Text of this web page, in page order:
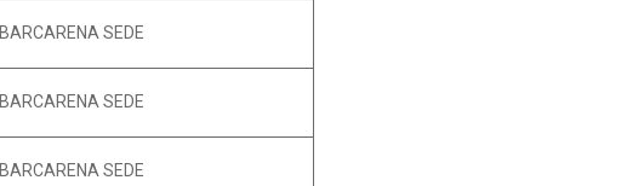
BARCARENA SEDE
BARCARENA SEDE
BARCARENA SEDE